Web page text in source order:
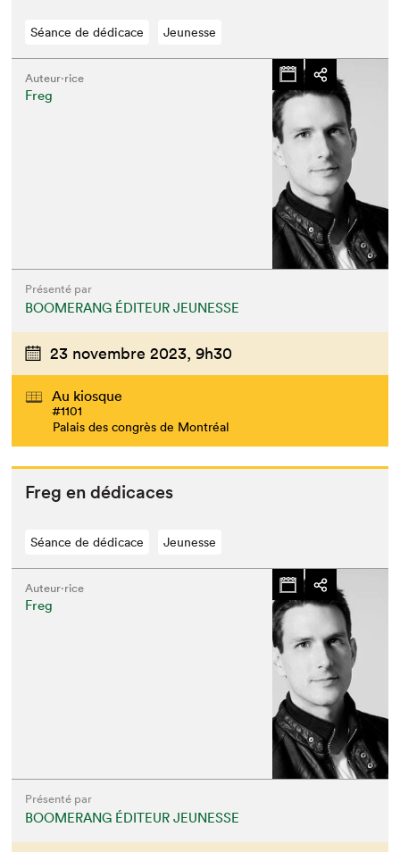
Séance de dédicace Jeunesse
Auteur·rice
Freg
Présenté par
BOOMERANG ÉDITEUR JEUNESSE
23 novembre 2023, 9h30
Au kiosque
#1101
Palais des congrès de Montréal
Freg en dédicaces
Séance de dédicace Jeunesse
Auteur·rice
Freg
Présenté par
BOOMERANG ÉDITEUR JEUNESSE